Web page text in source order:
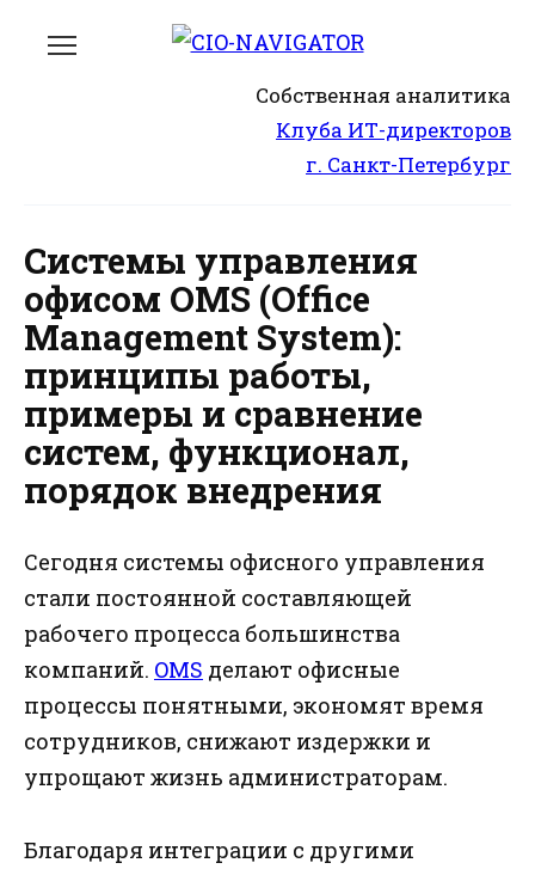
Собственная аналитика
Клуба ИТ-директоров
г. Санкт-Петербург
Системы управления
офисом OMS (Office
Management System):
принципы работы,
примеры и сравнение
систем, функционал,
порядок внедрения
Сегодня системы офисного управления
стали постоянной составляющей
рабочего процесса большинства
компаний. OMS делают офисные
процессы понятными, экономят время
сотрудников, снижают издержки и
упрощают жизнь администраторам.
Благодаря интеграции с другими